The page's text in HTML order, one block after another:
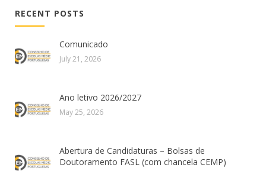
RECENT POSTS
Comunicado
July 21, 2026
Ano letivo 2026/2027
May 25, 2026
Abertura de Candidaturas – Bolsas de
Doutoramento FASL (com chancela CEMP)